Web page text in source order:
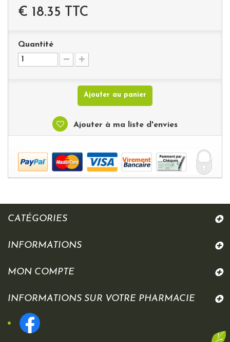
€ 18.35 TTC
Quantité
Ajouter au panier
Ajouter à ma liste d'envies
CATÉGORIES
INFORMATIONS
MON COMPTE
INFORMATIONS SUR VOTRE PHARMACIE